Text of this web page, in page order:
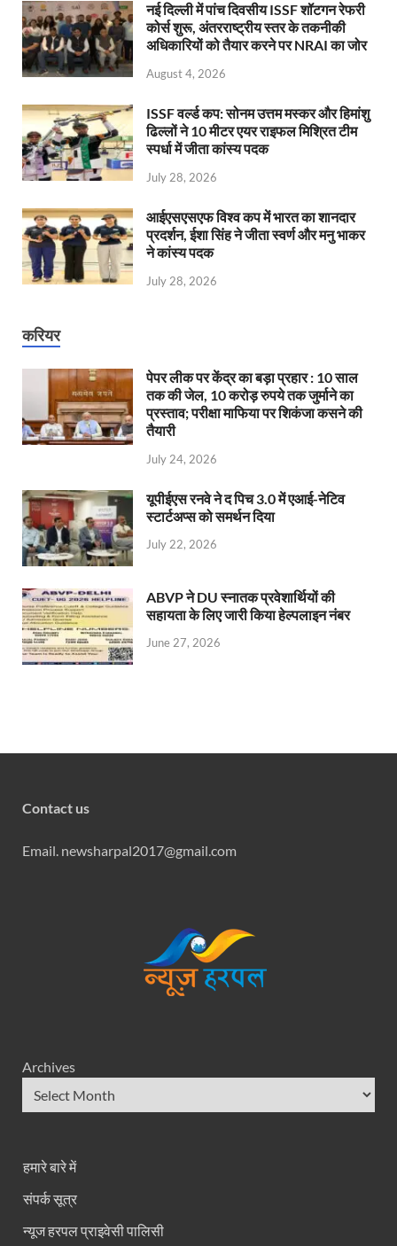
नई दिल्ली में पांच दिवसीय ISSF शॉटगन रेफरी
कोर्स शुरू, अंतरराष्ट्रीय स्तर के तकनीकी
अधिकारियों को तैयार करने पर NRAI का जोर
August 4, 2026
ISSF वर्ल्ड कप: सोनम उत्तम मस्कर और हिमांशु
ढिल्लों ने 10 मीटर एयर राइफल मिश्रित टीम
स्पर्धा में जीता कांस्य पदक
July 28, 2026
आईएसएसएफ विश्व कप में भारत का शानदार
प्रदर्शन, ईशा सिंह ने जीता स्वर्ण और मनु भाकर
ने कांस्य पदक
July 28, 2026
करियर
पेपर लीक पर केंद्र का बड़ा प्रहार : 10 साल
तक की जेल, 10 करोड़ रुपये तक जुर्माने का
प्रस्ताव; परीक्षा माफिया पर शिकंजा कसने की
तैयारी
July 24, 2026
यूपीईएस रनवे ने द पिच 3.0 में एआई-नेटिव
स्टार्टअप्स को समर्थन दिया
July 22, 2026
ABVP ने DU स्नातक प्रवेशार्थियों की
सहायता के लिए जारी किया हेल्पलाइन नंबर
June 27, 2026
Contact us
Email. newsharpal2017@gmail.com
Archives
हमारे बारे में
संपर्क सूत्र
न्यूज हरपल प्राइवेसी पालिसी